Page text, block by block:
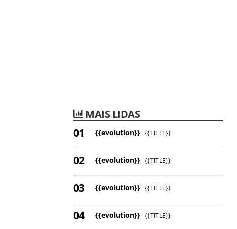
MAIS LIDAS
{{evolution}} {{TITLE}}
{{evolution}} {{TITLE}}
{{evolution}} {{TITLE}}
{{evolution}} {{TITLE}}